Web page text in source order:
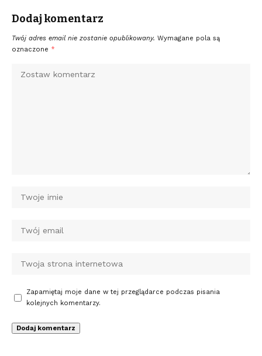
Dodaj komentarz
Twój adres email nie zostanie opublikowany. Wymagane pola są
oznaczone *
Zapamiętaj moje dane w tej przeglądarce podczas pisania
kolejnych komentarzy.